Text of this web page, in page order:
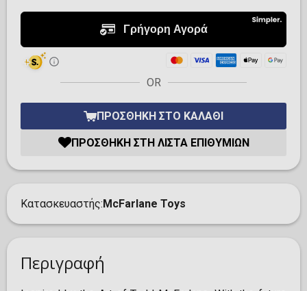
OR
ΠΡΟΣΘΉΚΗ ΣΤΟ ΚΑΛΆΘΙ
ΠΡΟΣΘΉΚΗ ΣΤΗ ΛΊΣΤΑ ΕΠΙΘΥΜΙΏΝ
Κατασκευαστής McFarlane Toys
Περιγραφή